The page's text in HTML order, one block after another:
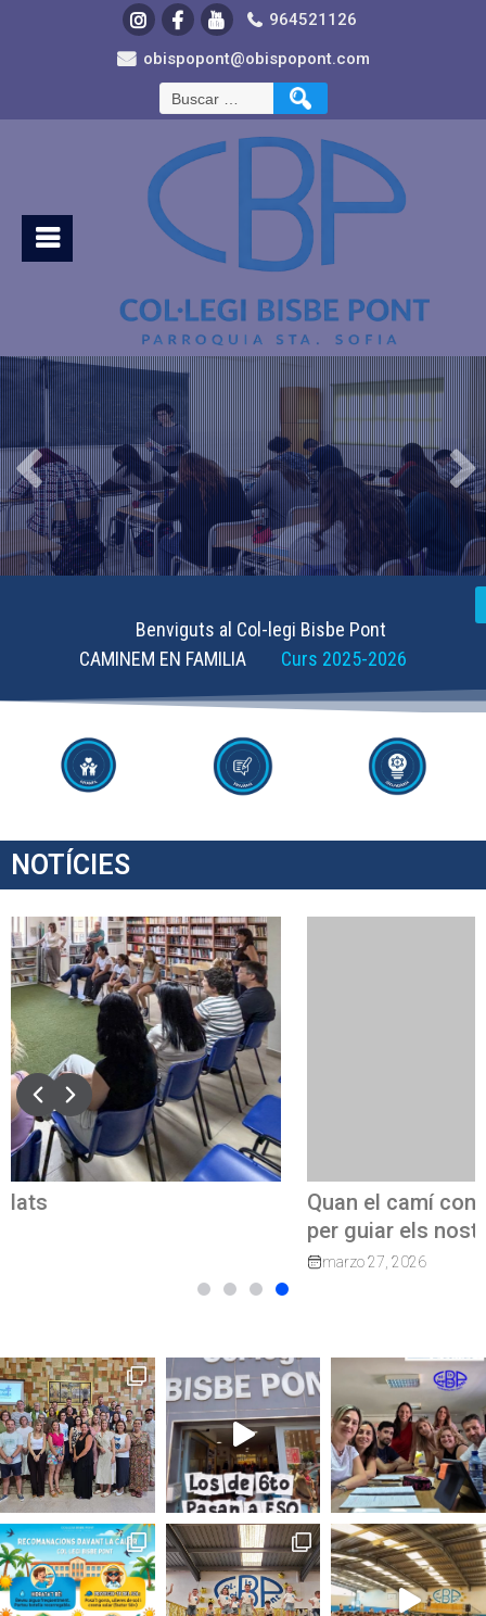
964521126
obispopont@obispopont.com
Benviguts al Col-legi Bisbe Pont
CAMINEM EN FAMILIA Curs 2025-2026
NOTÍCIES
Quan el camí continua: exalumnes que tornen